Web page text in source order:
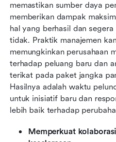
memastikan sumber daya
memberikan dampak
hal yang berhasil dan
tidak. Praktik manajemen
memungkinkan perusahaan
terhadap peluang baru dan
terikat pada paket jangka
Hasilnya adalah waktu
untuk inisiatif baru dan
lebih baik terhadap
Memperkuat